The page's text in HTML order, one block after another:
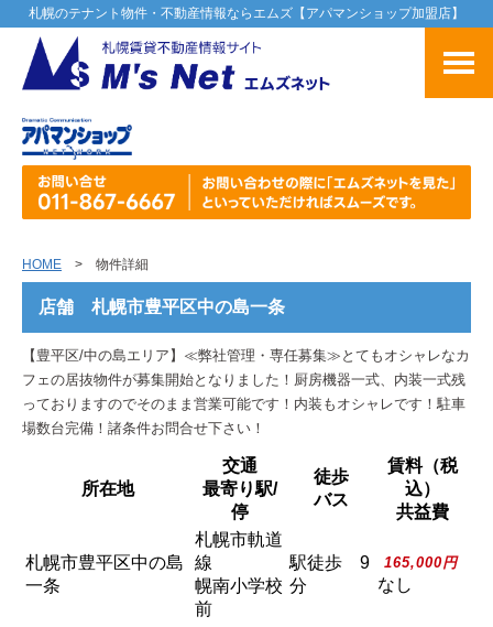
札幌のテナント物件・不動産情報ならエムズ【アパマンショップ加盟店】
HOME > 物件詳細
店舗 札幌市豊平区中の島一条
【豊平区/中の島エリア】≪弊社管理・専任募集≫とてもオシャレなカ
フェの居抜物件が募集開始となりました！厨房機器一式、内装一式残
っておりますのでそのまま営業可能です！内装もオシャレです！駐車
場数台完備！諸条件お問合せ下さい！
所在地
交通
最寄り駅/
停
徒歩
バス
賃料（税
込）
共益費
札幌市豊平区中の島
一条
札幌市軌道
線
幌南小学校
前
駅徒歩 9
分
165,000円
なし